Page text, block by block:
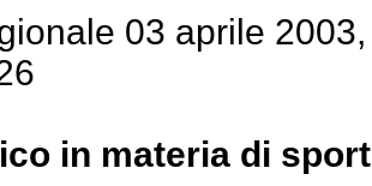
03 aprile
in materia di